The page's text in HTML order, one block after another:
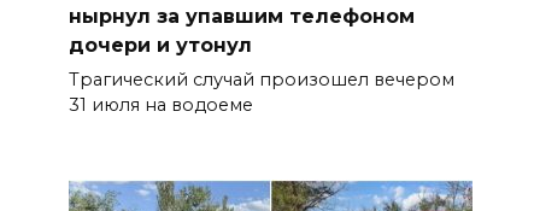
нырнул за упавшим телефоном
дочери и утонул
Трагический случай произошел вечером
31 июля на водоеме